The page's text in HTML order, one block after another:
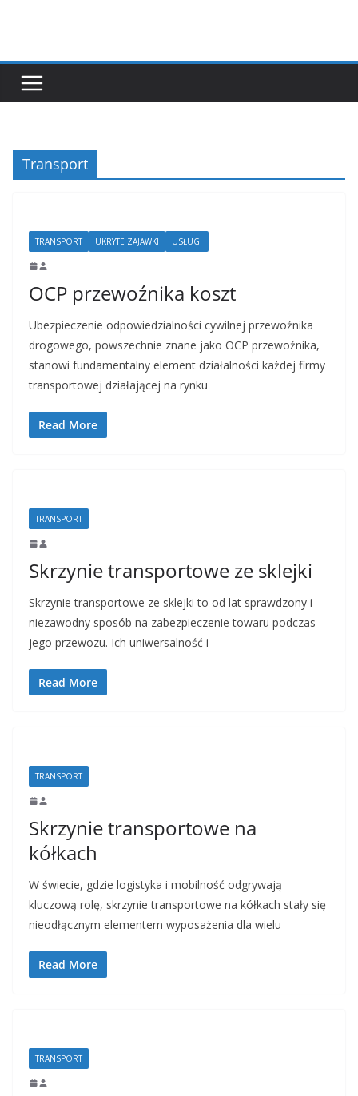
Transport
TRANSPORT UKRYTE ZAJAWKI USŁUGI
OCP przewoźnika koszt
Ubezpieczenie odpowiedzialności cywilnej przewoźnika
drogowego, powszechnie znane jako OCP przewoźnika,
stanowi fundamentalny element działalności każdej firmy
transportowej działającej na rynku
Read More
TRANSPORT
Skrzynie transportowe ze sklejki
Skrzynie transportowe ze sklejki to od lat sprawdzony i
niezawodny sposób na zabezpieczenie towaru podczas
jego przewozu. Ich uniwersalność i
Read More
TRANSPORT
Skrzynie transportowe na
kółkach
W świecie, gdzie logistyka i mobilność odgrywają
kluczową rolę, skrzynie transportowe na kółkach stały się
nieodłącznym elementem wyposażenia dla wielu
Read More
TRANSPORT